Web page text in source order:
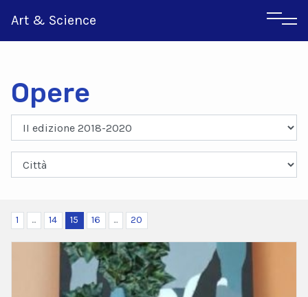
Art & Science
Greco
Opere
1 ... 14 15 16 ... 20